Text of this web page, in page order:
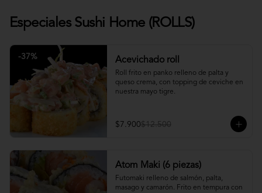
Especiales Sushi Home (ROLLS)
-37% Acevichado roll
Roll frito en panko relleno de palta y
queso crema, con topping de ceviche en
nuestra mayo tigre.
$7.900$12.500
Atom Maki (6 piezas)
Futomaki relleno de salmón, palta,
masago y camarón. Frito en tempura con